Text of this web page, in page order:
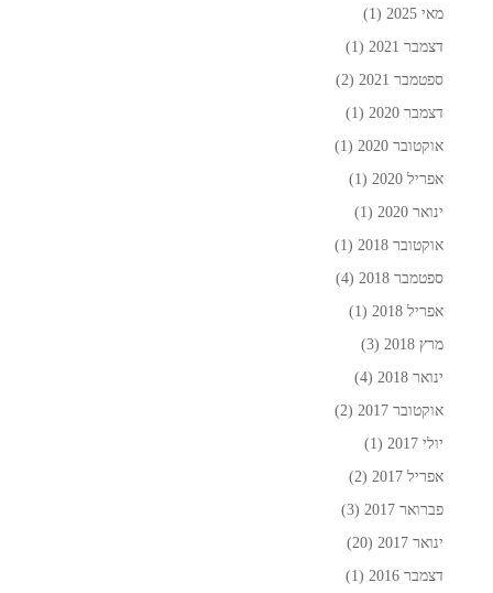
מאי 2025
(1)
דצמבר 2021
(1)
ספטמבר 2021
(2)
דצמבר 2020
(1)
אוקטובר 2020
(1)
אפריל 2020
(1)
ינואר 2020
(1)
אוקטובר 2018
(1)
ספטמבר 2018
(4)
אפריל 2018
(1)
מרץ 2018
(3)
ינואר 2018
(4)
אוקטובר 2017
(2)
יולי 2017
(1)
אפריל 2017
(2)
פברואר 2017
(3)
ינואר 2017
(20)
דצמבר 2016
(1)